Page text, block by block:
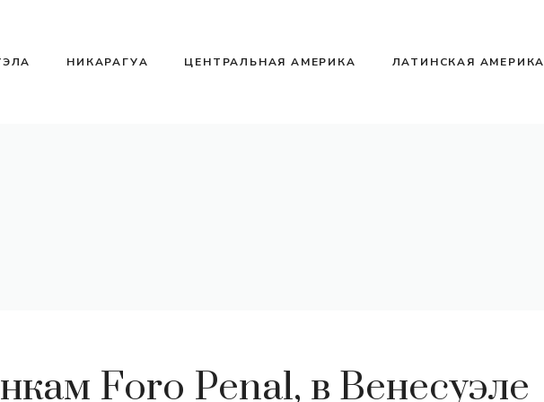
НИКАРАГУА ЦЕНТРАЛЬНАЯ АМЕРИКА ЛАТИНСКАЯ АМЕРИКА
Foro Penal, в Венесуэле